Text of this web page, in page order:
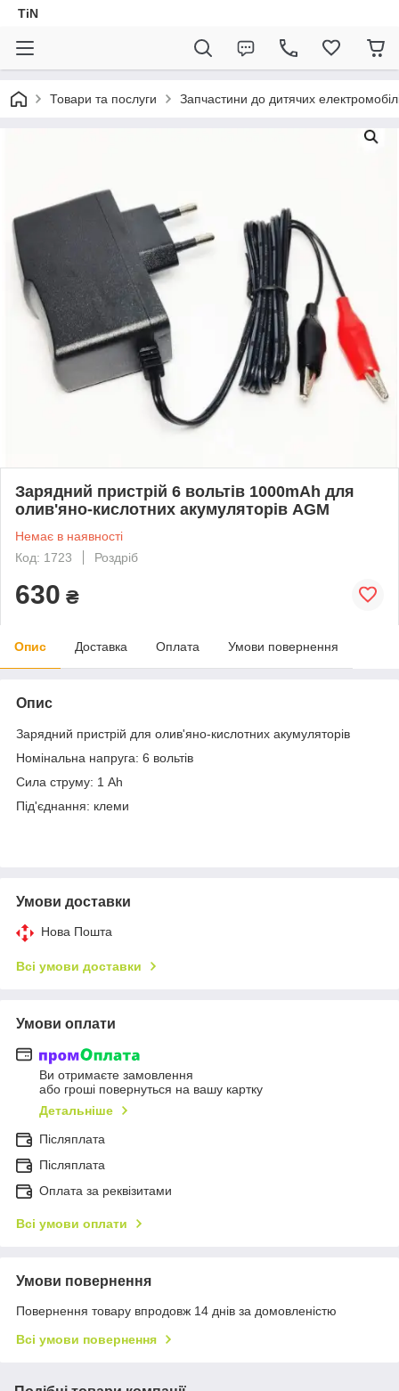
TiN
Товари та послуги Запчастини до дитячих
Зарядний пристрій 6 вольтів 1000mAh для
олив'яно-кислотних акумуляторів AGM
Немає в наявності
Код: 1723
Роздріб
630 ₴
Опис Доставка Оплата Умови повернення
Опис
Зарядний пристрій для олив'яно-кислотних акумуляторів
Номінальна напруга: 6 вольтів
Сила струму: 1 Ah
Під'єднання: клеми
Умови доставки
Нова Пошта
Всі умови доставки
Умови оплати
Ви отримаєте замовлення
або гроші повернуться на вашу картку
Детальніше
Післяплата
Пiсляплата
Оплата за реквізитами
Всі умови оплати
Умови повернення
Повернення товару впродовж 14 днів за домовленістю
Всі умови повернення